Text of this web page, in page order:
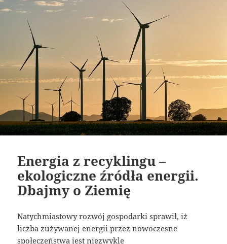
Energia z recyklingu –
ekologiczne źródła energii.
Dbajmy o Ziemię
Natychmiastowy rozwój gospodarki sprawił, iż
liczba zużywanej energii przez nowoczesne
społeczeństwa jest niezwykle